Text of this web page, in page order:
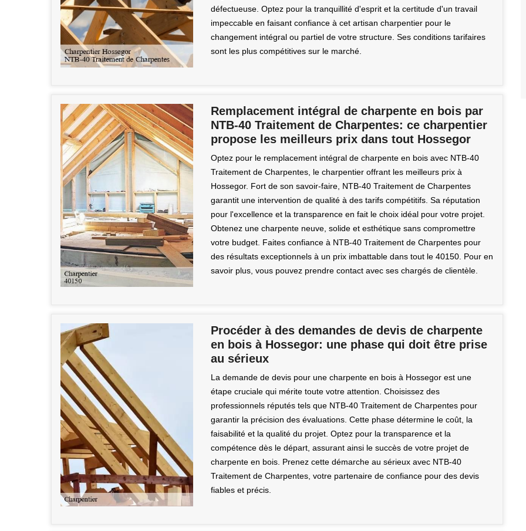
défectueuse. Optez pour la tranquillité d'esprit et la certitude d'un travail
impeccable en faisant confiance à cet artisan charpentier pour le
changement intégral ou partiel de votre structure. Ses conditions tarifaires
sont les plus compétitives sur le marché.
Remplacement intégral de charpente en bois par
NTB-40 Traitement de Charpentes: ce charpentier
propose les meilleurs prix dans tout Hossegor
Optez pour le remplacement intégral de charpente en bois avec NTB-40
Traitement de Charpentes, le charpentier offrant les meilleurs prix à
Hossegor. Fort de son savoir-faire, NTB-40 Traitement de Charpentes
garantit une intervention de qualité à des tarifs compétitifs. Sa réputation
pour l'excellence et la transparence en fait le choix idéal pour votre projet.
Obtenez une charpente neuve, solide et esthétique sans compromettre
votre budget. Faites confiance à NTB-40 Traitement de Charpentes pour
des résultats exceptionnels à un prix imbattable dans tout le 40150. Pour en
savoir plus, vous pouvez prendre contact avec ses chargés de clientèle.
Procéder à des demandes de devis de charpente
en bois à Hossegor: une phase qui doit être prise
au sérieux
La demande de devis pour une charpente en bois à Hossegor est une
étape cruciale qui mérite toute votre attention. Choisissez des
professionnels réputés tels que NTB-40 Traitement de Charpentes pour
garantir la précision des évaluations. Cette phase détermine le coût, la
faisabilité et la qualité du projet. Optez pour la transparence et la
compétence dès le départ, assurant ainsi le succès de votre projet de
charpente en bois. Prenez cette démarche au sérieux avec NTB-40
Traitement de Charpentes, votre partenaire de confiance pour des devis
fiables et précis.